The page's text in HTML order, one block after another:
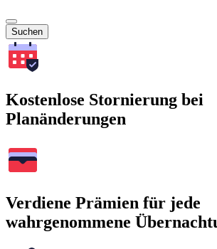
Suchen
Kostenlose Stornierung bei
Planänderungen
Verdiene Prämien für jede
wahrgenommene